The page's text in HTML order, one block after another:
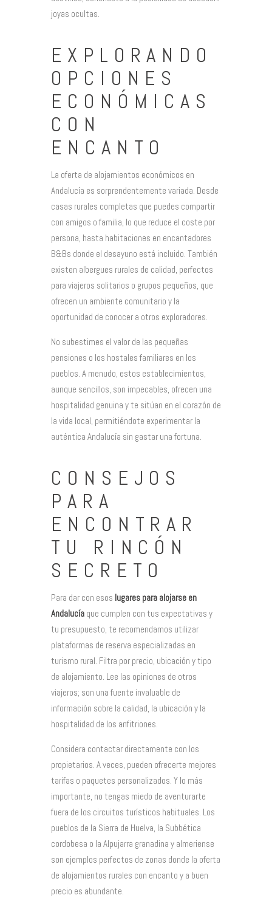
joyas ocultas.
EXPLORANDO
OPCIONES
ECONÓMICAS
CON
ENCANTO
La oferta de alojamientos económicos en
Andalucía es sorprendentemente variada. Desde
casas rurales completas que puedes compartir
con amigos o familia, lo que reduce el coste por
persona, hasta habitaciones en encantadores
B&Bs donde el desayuno está incluido. También
existen albergues rurales de calidad, perfectos
para viajeros solitarios o grupos pequeños, que
ofrecen un ambiente comunitario y la
oportunidad de conocer a otros exploradores.
No subestimes el valor de las pequeñas
pensiones o los hostales familiares en los
pueblos. A menudo, estos establecimientos,
aunque sencillos, son impecables, ofrecen una
hospitalidad genuina y te sitúan en el corazón de
la vida local, permitiéndote experimentar la
auténtica Andalucía sin gastar una fortuna.
CONSEJOS
PARA
ENCONTRAR
TU RINCÓN
SECRETO
Para dar con esos lugares para alojarse en
Andalucía que cumplen con tus expectativas y
tu presupuesto, te recomendamos utilizar
plataformas de reserva especializadas en
turismo rural. Filtra por precio, ubicación y tipo
de alojamiento. Lee las opiniones de otros
viajeros; son una fuente invaluable de
información sobre la calidad, la ubicación y la
hospitalidad de los anfitriones.
Considera contactar directamente con los
propietarios. A veces, pueden ofrecerte mejores
tarifas o paquetes personalizados. Y lo más
importante, no tengas miedo de aventurarte
fuera de los circuitos turísticos habituales. Los
pueblos de la Sierra de Huelva, la Subbética
cordobesa o la Alpujarra granadina y almeriense
son ejemplos perfectos de zonas donde la oferta
de alojamientos rurales con encanto y a buen
precio es abundante.